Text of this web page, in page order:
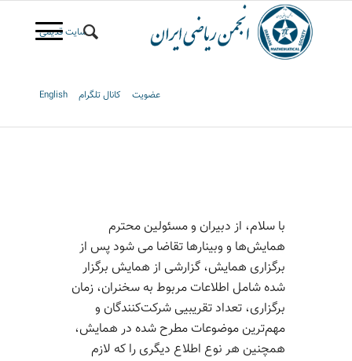
سایت قدیمی
عضویت کانال تلگرام English
با سلام، از دبیران و مسئولین محترم
همایش‌ها و وبینارها تقاضا می شود پس از
برگزاری همایش، گزارشی از همایش برگزار
شده شامل اطلاعات مربوط به سخنران، زمان
برگزاری، تعداد تقریبیی شرکت‌کنندگان و
مهم‌ترین موضوعات مطرح شده در همایش،
همچنین هر نوع اطلاع دیگری را که لازم